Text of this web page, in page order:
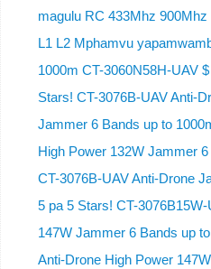
magulu RC 433Mhz
L1 L2 Mphamvu
1000m CT-3060N58H-UAV
Stars! CT-3076B-UAV Anti-
Jammer 6 Bands up to
High Power 132W Jammer
CT-3076B-UAV Anti-Drone
5 pa 5 Stars! CT-
147W Jammer 6 Bands up
Anti-Drone High Power